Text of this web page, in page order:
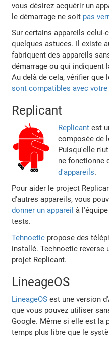
vous désirez acquérir un
le démarrage ne soit pas
Sur certains appareils celui-
quelques astuces. Il existe
fabriquent des appareils
démarrage ou qui indiquent
Au delà de cela, vérifier que
sont compatibles avec votre
Replicant
Replicant est
composée de
Puisqu'elle
ne fonctionne
d'appareils.
Pour aider le project
d'autres appareils, vous
donner un appareil à
tests.
Tehnoetic propose des
installé. Technoetic reverse
projet Replicant.
LineageOS
LineageOS est une version
que vous pouvez utiliser
Google. Même si elle est la
temps plus libre que le